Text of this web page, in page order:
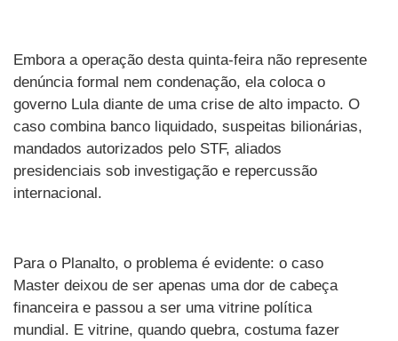
Embora a operação desta quinta-feira não represente
denúncia formal nem condenação, ela coloca o
governo Lula diante de uma crise de alto impacto. O
caso combina banco liquidado, suspeitas bilionárias,
mandados autorizados pelo STF, aliados
presidenciais sob investigação e repercussão
internacional.
Para o Planalto, o problema é evidente: o caso
Master deixou de ser apenas uma dor de cabeça
financeira e passou a ser uma vitrine política
mundial. E vitrine, quando quebra, costuma fazer